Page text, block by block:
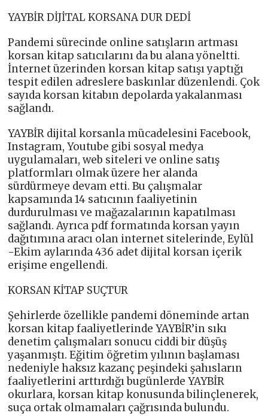
YAYBİR DİJİTAL KORSANA DUR DEDİ
Pandemi sürecinde online satışların artması
korsan kitap satıcılarını da bu alana yöneltti.
İnternet üzerinden korsan kitap satışı yaptığı
tespit edilen adreslere baskınlar düzenlendi. Çok
sayıda korsan kitabın depolarda yakalanması
sağlandı.
YAYBİR dijital korsanla mücadelesini Facebook,
Instagram, Youtube gibi sosyal medya
uygulamaları, web siteleri ve online satış
platformları olmak üzere her alanda
sürdürmeye devam etti. Bu çalışmalar
kapsamında 14 satıcının faaliyetinin
durdurulması ve mağazalarının kapatılması
sağlandı. Ayrıca pdf formatında korsan yayın
dağıtımına aracı olan internet sitelerinde, Eylül
-Ekim aylarında 436 adet dijital korsan içerik
erişime engellendi.
KORSAN KİTAP SUÇTUR
Şehirlerde özellikle pandemi döneminde artan
korsan kitap faaliyetlerinde YAYBİR’in sıkı
denetim çalışmaları sonucu ciddi bir düşüş
yaşanmıştı. Eğitim öğretim yılının başlaması
nedeniyle haksız kazanç peşindeki şahısların
faaliyetlerini arttırdığı bugünlerde YAYBİR
okurlara, korsan kitap konusunda bilinçlenerek,
suça ortak olmamaları çağrısında bulundu.